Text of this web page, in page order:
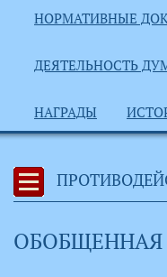
НОРМАТИВНЫЕ
ДЕЯТЕЛЬНОСТЬ
НАГРАДЫ